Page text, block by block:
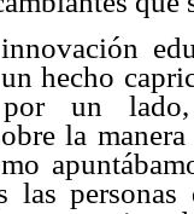
hecho
por un
la
las